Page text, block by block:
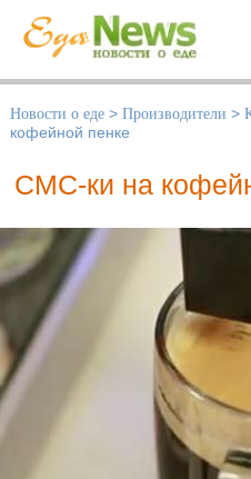
Новости о еде > Производители >
кофейной пенке
СМС-ки на